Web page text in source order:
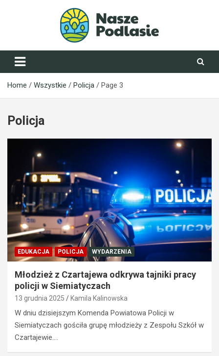
NaszePodlasie.pl
Home Wszystkie Policja Page 3
Policja
EDUKACJA POLICJA WYDARZENIA
Młodzież z Czartajewa odkrywa tajniki pracy
policji w Siemiatyczach
13 grudnia 2025 Kamila Kalinowska
W dniu dzisiejszym Komenda Powiatowa Policji w
Siemiatyczach gościła grupę młodzieży z Zespołu Szkół w
Czartajewie.…